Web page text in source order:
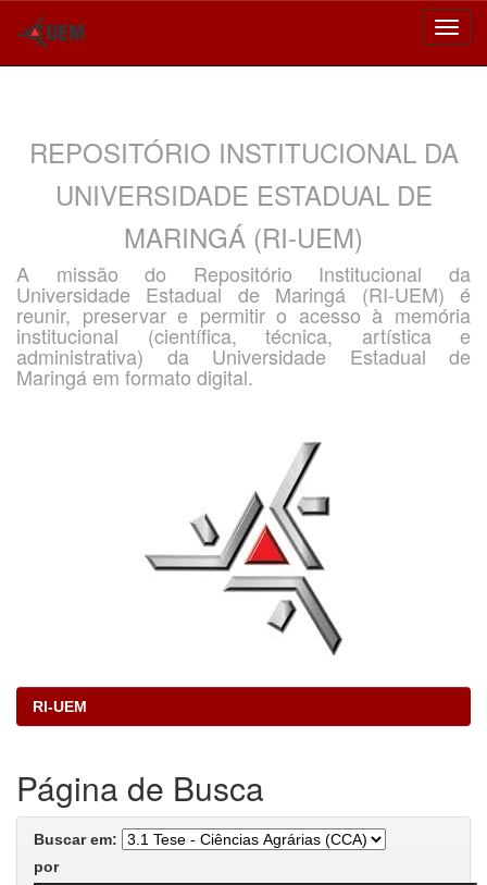
REPOSITÓRIO INSTITUCIONAL DA
UNIVERSIDADE ESTADUAL DE
MARINGÁ (RI-UEM)
A missão do Repositório Institucional da
Universidade Estadual de Maringá (RI-UEM) é
reunir, preservar e permitir o acesso à memória
institucional (científica, técnica, artística e
administrativa) da Universidade Estadual de
Maringá em formato digital.
RI-UEM
Página de Busca
Buscar em:
por